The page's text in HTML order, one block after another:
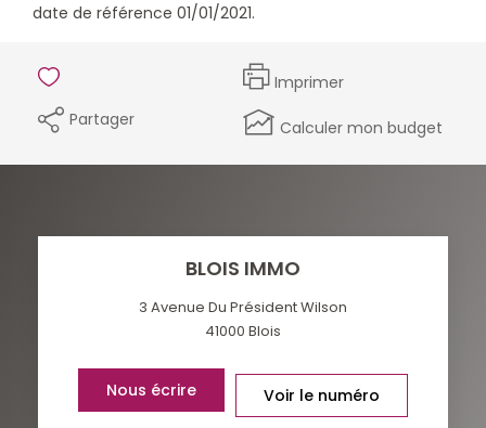
date de référence 01/01/2021.
Imprimer
Partager
Calculer mon budget
BLOIS IMMO
3 Avenue Du Président Wilson
41000 Blois
Nous écrire Voir le numéro